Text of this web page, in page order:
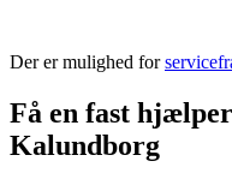
Der er mulighed for
Få en fast
Kalundborg